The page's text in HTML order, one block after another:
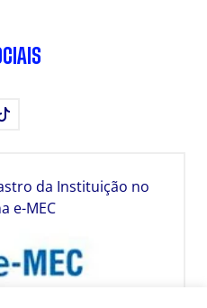
da Instituição no
e-MEC